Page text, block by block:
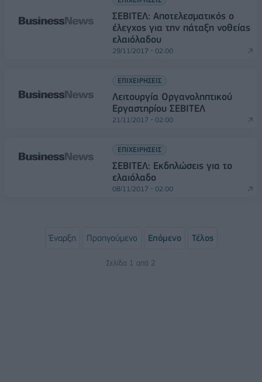
ΣΕΒΙΤΕΛ: Αποτελεσματικός ο
έλεγχος για την πάταξη νοθείας
ελαιόλαδου
29/11/2017 - 02:00
ΕΠΙΧΕΙΡΗΣΕΙΣ
Λειτουργία Οργανοληπτικού
Εργαστηρίου ΣΕΒΙΤΕΛ
21/11/2017 - 02:00
ΕΠΙΧΕΙΡΗΣΕΙΣ
ΣΕΒΙΤΕΛ: Εκδηλώσεις για το
ελαιόλαδο
08/11/2017 - 02:00
Έναρξη Προηγούμενο Επόμενο Τέλος
Σελίδα 1 από 2